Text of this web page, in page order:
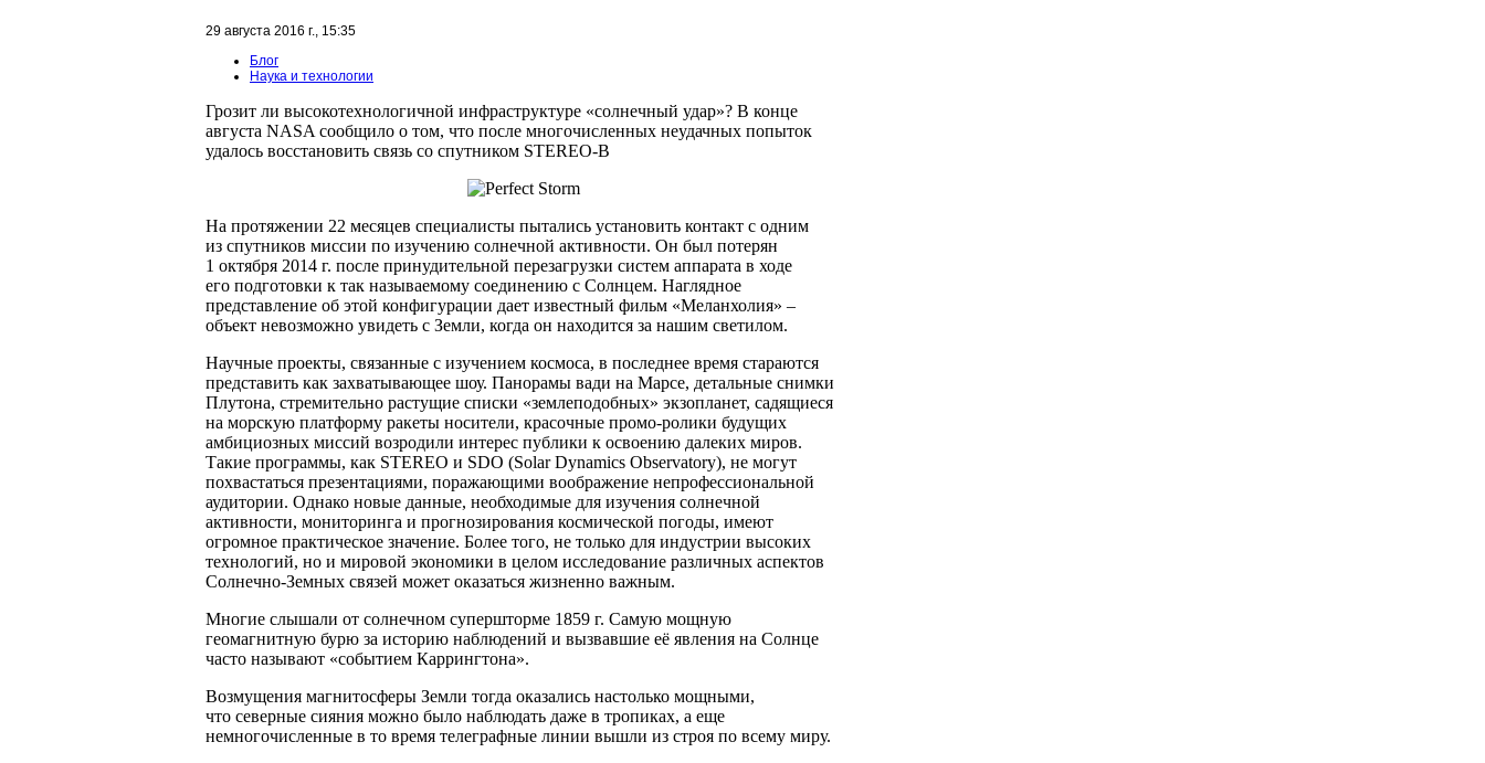
29 августа 2016 г., 15:35
Блог
Наука и технологии
Грозит ли высокотехнологичной инфраструктуре «солнечный удар»? В конце
августа NASA сообщило о том, что после многочисленных неудачных попыток
удалось восстановить связь со спутником STEREO-B
На протяжении 22 месяцев специалисты пытались установить контакт с одним
из спутников миссии по изучению солнечной активности. Он был потерян
1 октября 2014 г. после принудительной перезагрузки систем аппарата в ходе
его подготовки к так называемому соединению с Солнцем. Наглядное
представление об этой конфигурации дает известный фильм «Меланхолия» –
объект невозможно увидеть с Земли, когда он находится за нашим светилом.
Научные проекты, связанные с изучением космоса, в последнее время стараются
представить как захватывающее шоу. Панорамы вади на Марсе, детальные снимки
Плутона, стремительно растущие списки «землеподобных» экзопланет, садящиеся
на морскую платформу ракеты носители, красочные промо-ролики будущих
амбициозных миссий возродили интерес публики к освоению далеких миров.
Такие программы, как STEREO и SDO (Solar Dynamics Observatory), не могут
похвастаться презентациями, поражающими воображение непрофессиональной
аудитории. Однако новые данные, необходимые для изучения солнечной
активности, мониторинга и прогнозирования космической погоды, имеют
огромное практическое значение. Более того, не только для индустрии высоких
технологий, но и мировой экономики в целом исследование различных аспектов
Солнечно-Земных связей может оказаться жизненно важным.
Многие слышали от солнечном супершторме 1859 г. Самую мощную
геомагнитную бурю за историю наблюдений и вызвавшие её явления на Солнце
часто называют «событием Каррингтона».
Возмущения магнитосферы Земли тогда оказались настолько мощными,
что северные сияния можно было наблюдать даже в тропиках, а еще
немногочисленные в то время телеграфные линии вышли из строя по всему миру.